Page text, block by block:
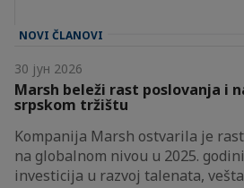
NOVI ČLANOVI
30 јун 2026
Marsh beleži rast poslovanja i
srpskom tržištu
Kompanija Marsh ostvarila je
na globalnom nivou u 2025.
investicija u razvoj talenata,